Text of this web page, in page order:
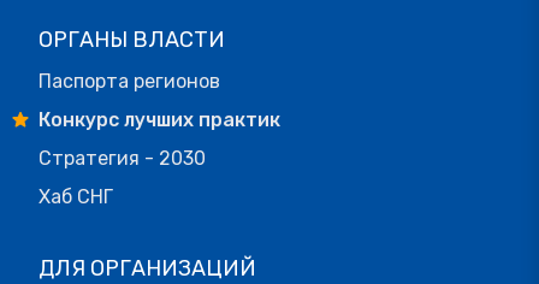
ОРГАНЫ ВЛАСТИ
Паспорта регионов
Конкурс лучших практик
Стратегия - 2030
Хаб СНГ
ДЛЯ ОРГАНИЗАЦИЙ